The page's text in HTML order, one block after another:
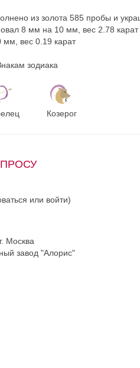
из золота 585 пробы и
8 мм на 10 мм, вес 2.78 карат
мм, вес 0.19 карат
зодиака
Козерог
или войти)
Москва
завод "Алорис"